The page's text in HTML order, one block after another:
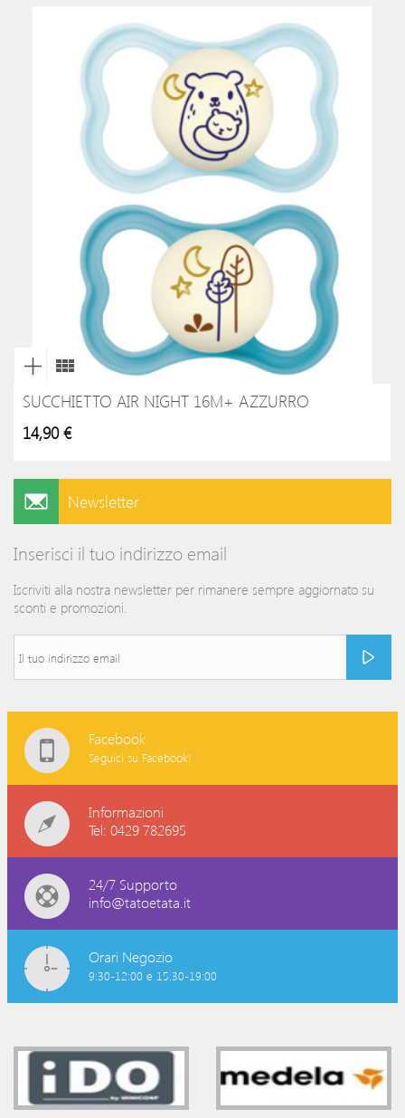
SUCCHIETTO AIR NIGHT 16M+ AZZURRO
14,90 €
Newsletter
Inserisci il tuo indirizzo email
Iscriviti alla nostra newsletter per rimanere sempre aggiornato su
sconti e promozioni.
Facebook
Seguici su Facebook!
Informazioni
Tel: 0429 782695
24/7 Supporto
info@tatoetata.it
Orari Negozio
9:30-12:00 e 15:30-19:00